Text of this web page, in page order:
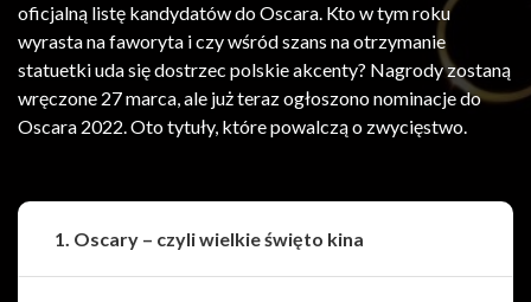
oficjalną listę kandydatów do Oscara. Kto w tym roku
wyrasta na faworyta i czy wśród szans na otrzymanie
statuetki uda się dostrzec polskie akcenty? Nagrody zostaną
wręczone 27 marca, ale już teraz ogłoszono nominacje do
Oscara 2022. Oto tytuły, które powalczą o zwycięstwo.
1. Oscary – czyli wielkie święto kina